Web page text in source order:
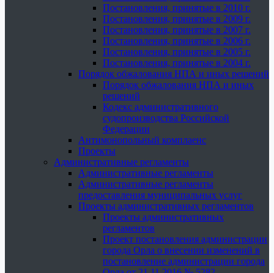
Постановления, принятые в 2010 г.
Постановления, принятые в 2009 г.
Постановления, принятые в 2007 г.
Постановления, принятые в 2006 г.
Постановления, принятые в 2005 г.
Постановления, принятые в 2004 г.
Порядок обжалования НПА и иных решений
Порядок обжалования НПА и иных
решений
Кодекс административного
судопроизводства Российской
Федерации
Антимонопольный комплаенс
Проекты
Административные регламенты
Административные регламенты
Административные регламенты
предоставления муниципальных услуг
Проекты административных регламентов
Проекты административных
регламентов
Проект постановления администрации
города Орла о внесении изменений в
постановление администрации города